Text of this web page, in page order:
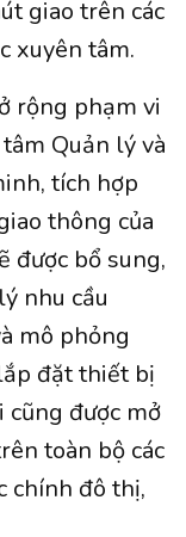
giao trên các
xuyên tâm.
rộng phạm vi
Quản lý và
tích hợp
thông của
được bổ sung,
nhu cầu
mô phỏng
đặt thiết bị
được mở
toàn bộ các
chính đô thị,